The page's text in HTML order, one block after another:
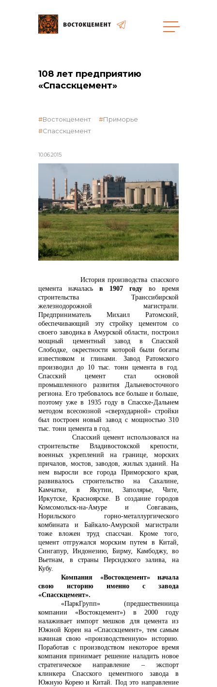
общая информация
объявленные закупки
реализация неликвидов
контакты отдела закупок
Контакты
+7 (423) 234 50 50
info@vostokcement.ru
108 лет предприятию
«Спасскцемент»
10.06.2015
Востокцемент
Приморье
Спасскцемент
История производства спасского
цемента началась в 1907 году во время
строительства Транссибирской
железнодорожной магистрали.
Предприниматель Михаил Ратомский,
обеспечивающий эту стройку цементом со
своего заводика в Амурской области, построил
мощный цементный завод в Спасской
Слободке, окрестности которой были богаты
известняком и глинами. Завод Ратомского
производил до 10 тыс. тонн цемента в год.
Спасский цемент стал основой
промышленного развития Дальневосточного
региона. Его требовалось все больше и больше,
поэтому уже в 1935 году в Спасске-Дальнем
методом всесоюзной «сверхударной» стройки
был построен новый завод с мощностью 310
тыс. тонн цемента в год.
Спасский цемент использовался на
строительстве Владивостокской крепости,
военных укреплений на границе, морских
причалов, мостов, заводов, жилых зданий. На
нем выросли все города Приморского края,
развивалось строительство на Сахалине,
Камчатке, в Якутии, Заполярье, Чите,
Иркутске, Красноярске. В создание городов
Комсомольск-на-Амуре и Совгавань,
Норильского горно-металлургического
комбината и Байкало-Амурской магистрали
тоже вложен труд спассчан. Кроме того,
цемент отгружался морским путем в Китай,
Сингапур, Индонезию, Бирму, Камбоджу, во
Вьетнам, в страны Персидского залива, на
Кубу.
Компания «Востокцемент» начала
свою историю именно с завода
«Спасскцемент».
«ПаркГрупп» (предшественница
компании «Востокцемент») в 2000 году
налаживает импорт мешков для цемента из
Южной Кореи на «Спасскцемент», тем самым
начиная свою «производственную» историю.
Поработав с производством некоторое время
компания принимает решение наладить новое
стратегическое направление – экспорт
клинкера Спасского цементного завода в
Южную Корею и Китай. Под это направление